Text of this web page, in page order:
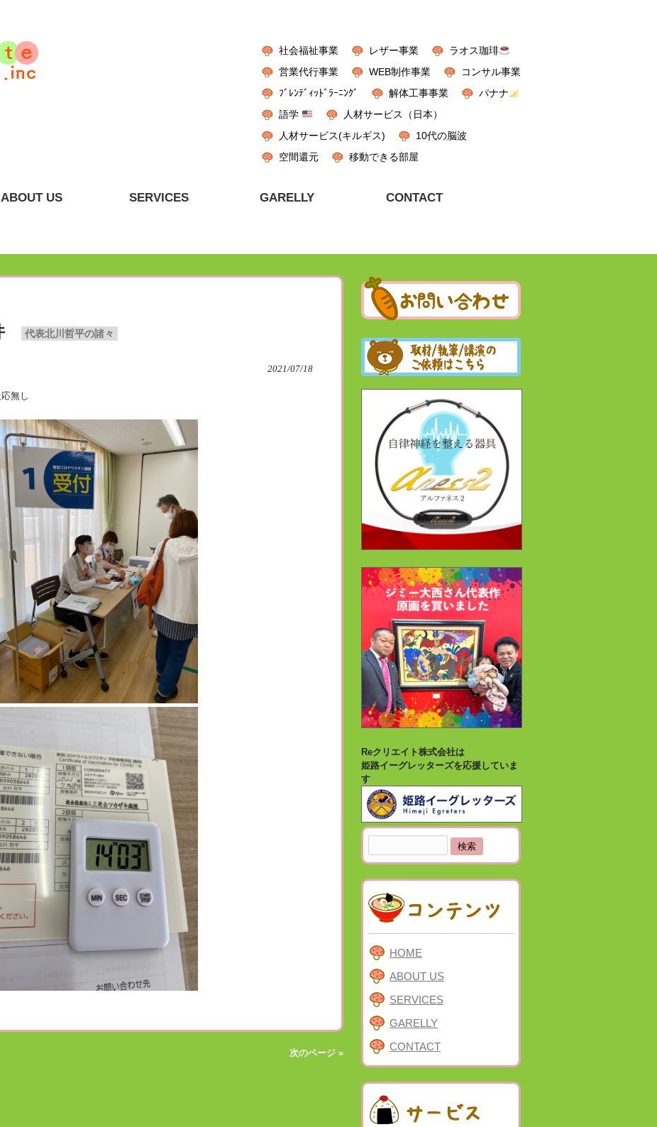
社会福祉事業 レザー事業
ラオス珈琲
営業代行事業
WEB制作事業
コンサル事業
ﾌﾞﾚﾝﾃﾞｨｯﾄﾞﾗｰﾆﾝｸﾞ
解体工事事業
バナナ
語学
人材サービス（日本）
人材サービス(キルギス)
10代の脳波
空間還元
移動できる部屋
ABOUT US SERVICES GARELLY CONTACT
代表北川哲平の諸々
2021/07/18
無し
次のページ »
Reクリエイト株式会社は
姫路イーグレッターズを応援していま
す
索:
HOME
ABOUT US
SERVICES
GARELLY
CONTACT